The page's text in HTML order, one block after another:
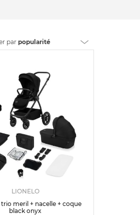
par popularité
LIONELO
meril + nacelle + coque
black onyx